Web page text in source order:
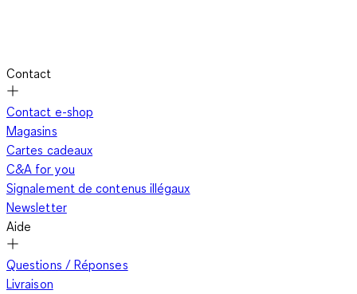
Contact
Contact e-shop
Magasins
Cartes cadeaux
C&A for you
Signalement de contenus illégaux
Newsletter
Aide
Questions / Réponses
Livraison